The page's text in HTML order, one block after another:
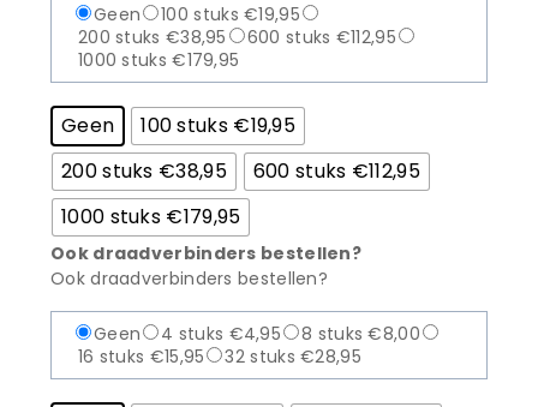
Geen
100 stuks €19,95
200 stuks €38,95
600 stuks €112,95
1000 stuks €179,95
Geen
100 stuks €19,95
200 stuks €38,95
600 stuks €112,95
1000 stuks €179,95
Ook draadverbinders bestellen?
Ook draadverbinders bestellen?
Geen 4 stuks €4,95
8 stuks €8,00
16 stuks €15,95
32 stuks €28,95